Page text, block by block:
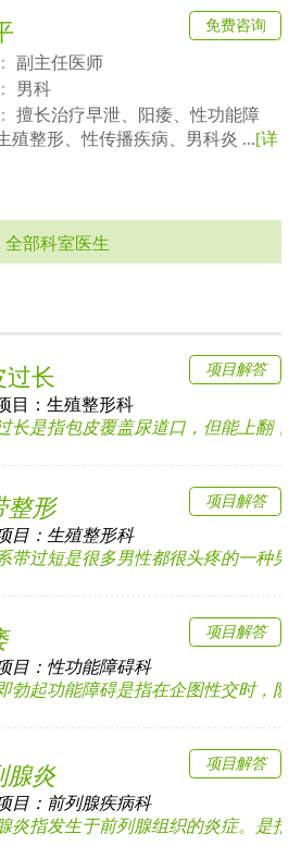
副主任医师
男科
擅长治疗早泄、阳痿、性功能障
殖整形、性传播疾病、男科炎 ...[详
免费咨询
全部科室医生
过长
目：生殖整形科
长是指包皮覆盖尿道口，但能上翻，
项目解答
整形
目： 生殖整形科
带过短是很多男性都很头疼的一种男
项目解答
目： 性功能障碍科
勃起功能障碍是指在企图性交时，阴
项目解答
腺炎
目： 前列腺疾病科
炎指发生于前列腺组织的炎症。是指
项目解答